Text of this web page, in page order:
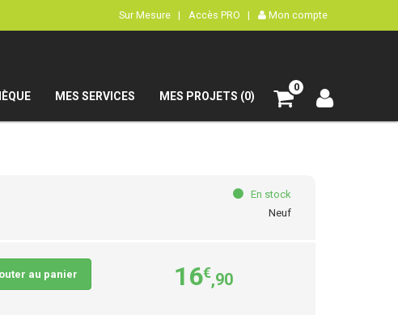
Sur Mesure | Accès PRO | Mon compte
MES SERVICES MES PROJETS (0)
0
En stock
Neuf
au panier 16€,90